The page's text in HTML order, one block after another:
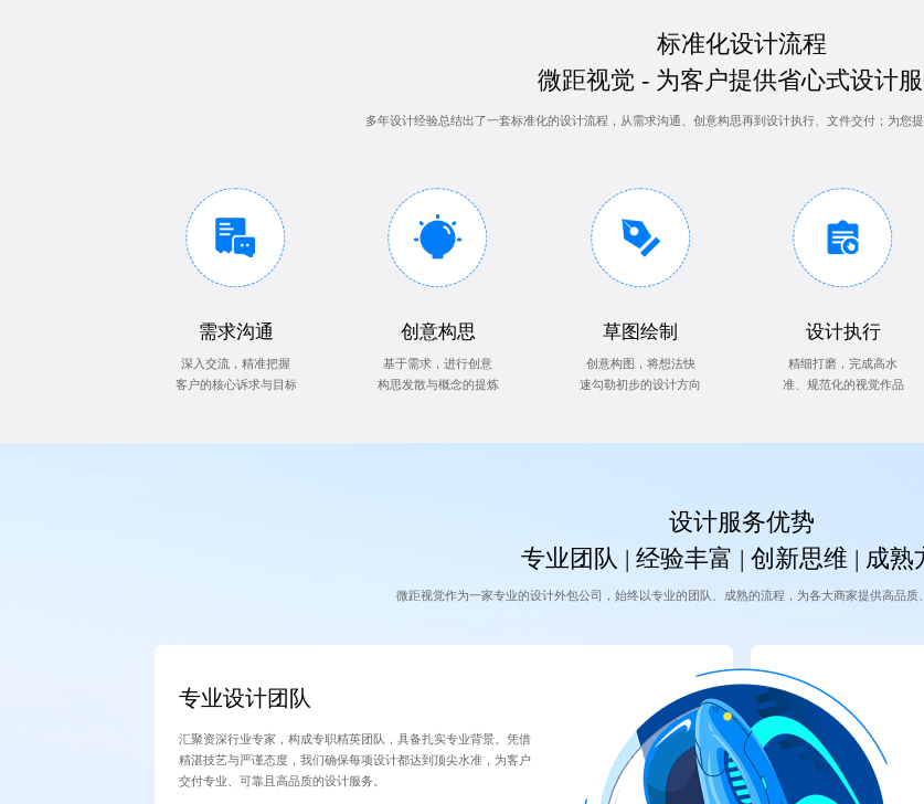
标准化设计流程
微距视觉 - 为客户提供省心式设计
多年设计经验总结出了一套标准化的设计流程，从需求沟通、创意构思再到设计执行、文件交付；为您
需求沟通
深入交流，精准把握
客户的核心诉求与目标
创意构思
基于需求，进行创意
构思发散与概念的提炼
草图绘制
创意构图，将想法快
速勾勒初步的设计方向
设计执行
精细打磨，完成高水
准、规范化的视觉作品
设计服务优势
专业团队 | 经验丰富 | 创新思维 | 成熟
微距视觉作为一家专业的设计外包公司，始终以专业的团队、成熟的流程，为各大商家提供高品质
专业设计团队
汇聚资深行业专家，构成专职精英团队，具备扎实专业背景。凭借
精湛技艺与严谨态度，我们确保每项设计都达到顶尖水准，为客户
交付专业、可靠且高品质的设计服务。